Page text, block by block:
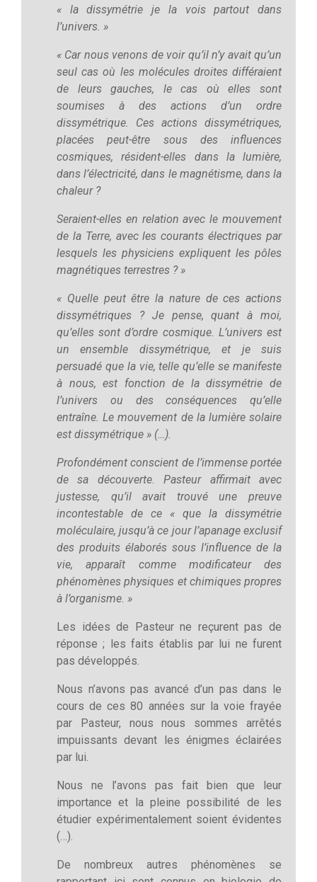
« la dissymétrie je la vois partout dans
l’univers. »
« Car nous venons de voir qu’il n’y avait qu’un
seul cas où les molécules droites différaient
de leurs gauches, le cas où elles sont
soumises à des actions d’un ordre
dissymétrique. Ces actions dissymétriques,
placées peut-être sous des influences
cosmiques, résident-elles dans la lumière,
dans l’électricité, dans le magnétisme, dans la
chaleur ?
Seraient-elles en relation avec le mouvement
de la Terre, avec les courants électriques par
lesquels les physiciens expliquent les pôles
magnétiques terrestres ? »
« Quelle peut être la nature de ces actions
dissymétriques ? Je pense, quant à moi,
qu’elles sont d’ordre cosmique. L’univers est
un ensemble dissymétrique, et je suis
persuadé que la vie, telle qu’elle se manifeste
à nous, est fonction de la dissymétrie de
l’univers ou des conséquences qu’elle
entraîne. Le mouvement de la lumière solaire
est dissymétrique » (…).
Profondément conscient de l’immense portée
de sa découverte. Pasteur affirmait avec
justesse, qu’il avait trouvé une preuve
incontestable de ce « que la dissymétrie
moléculaire, jusqu’à ce jour l’apanage exclusif
des produits élaborés sous l’influence de la
vie, apparaît comme modificateur des
phénomènes physiques et chimiques propres
à l’organisme. »
Les idées de Pasteur ne reçurent pas de
réponse ; les faits établis par lui ne furent
pas développés.
Nous n’avons pas avancé d’un pas dans le
cours de ces 80 années sur la voie frayée
par Pasteur, nous nous sommes arrêtés
impuissants devant les énigmes éclairées
par lui.
Nous ne l’avons pas fait bien que leur
importance et la pleine possibilité de les
étudier expérimentalement soient évidentes
(…).
De nombreux autres phénomènes se